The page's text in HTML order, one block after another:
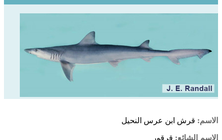
الاسم: قرش ابن عرس النحيل
الاسم الشائع: قرقور